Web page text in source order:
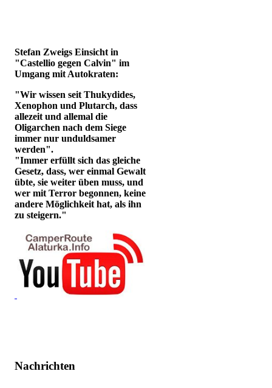
Stefan Zweigs Einsicht in
"Castellio gegen Calvin" im
Umgang mit Autokraten:
"Wir wissen seit Thukydides,
Xenophon und Plutarch, dass
allezeit und allemal die
Oligarchen nach dem Siege
immer nur unduldsamer
werden".
"Immer erfüllt sich das gleiche
Gesetz, dass, wer einmal Gewalt
übte, sie weiter üben muss, und
wer mit Terror begonnen, keine
andere Möglichkeit hat, als ihn
zu steigern."
Nachrichten